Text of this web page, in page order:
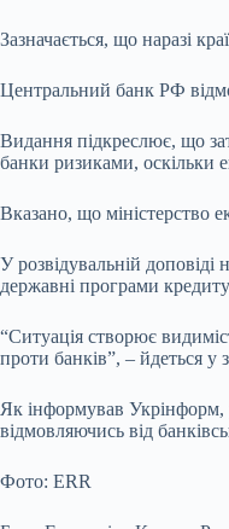
Зазначається, що наразі
Центральний банк РФ
Видання підкреслює, що
банки ризиками, оскільки
Вказано, що міністерство
У розвідувальній
державні програми
“Ситуація створює
проти банків”, – йдеться у
Як інформував Укрінформ,
відмовляючись від
Фото: ERR